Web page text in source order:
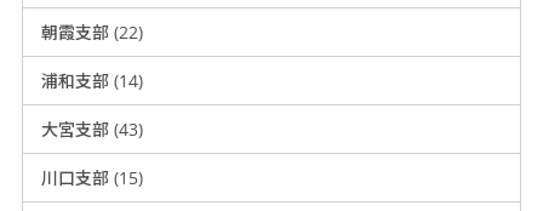
朝霞支部 (22)
浦和支部 (14)
大宮支部 (43)
川口支部 (15)